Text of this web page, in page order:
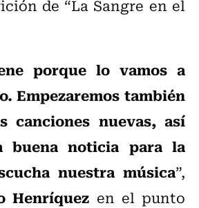
de “La Sangre en el
porque lo vamos a
Empezaremos también
canciones nuevas, así
buena noticia para la
nuestra música”,
Henríquez en el punto